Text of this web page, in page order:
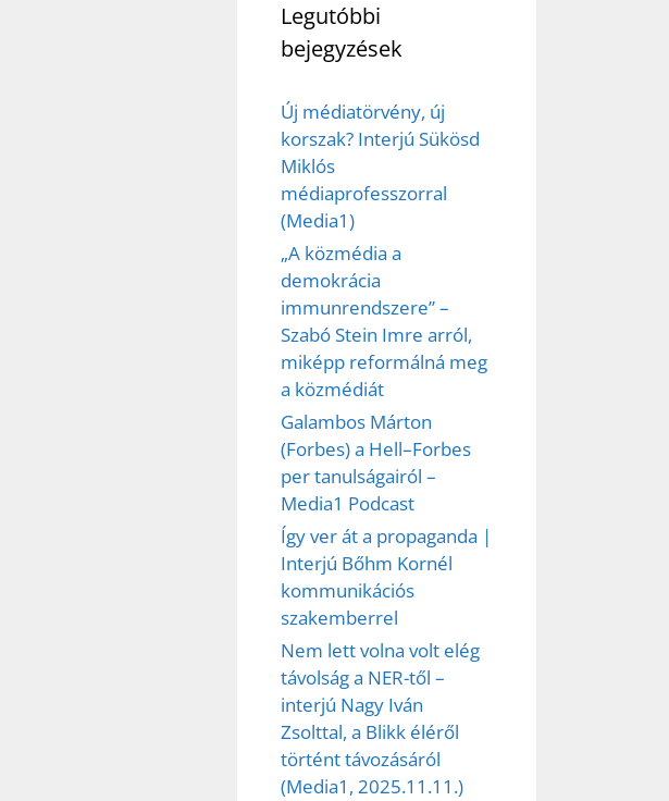
Legutóbbi
bejegyzések
Új médiatörvény, új
korszak? Interjú Sükösd
Miklós
médiaprofesszorral
(Media1)
„A közmédia a
demokrácia
immunrendszere” –
Szabó Stein Imre arról,
miképp reformálná meg
a közmédiát
Galambos Márton
(Forbes) a Hell–Forbes
per tanulságairól –
Media1 Podcast
Így ver át a propaganda |
Interjú Bőhm Kornél
kommunikációs
szakemberrel
Nem lett volna volt elég
távolság a NER-től –
interjú Nagy Iván
Zsolttal, a Blikk éléről
történt távozásáról
(Media1, 2025.11.11.)